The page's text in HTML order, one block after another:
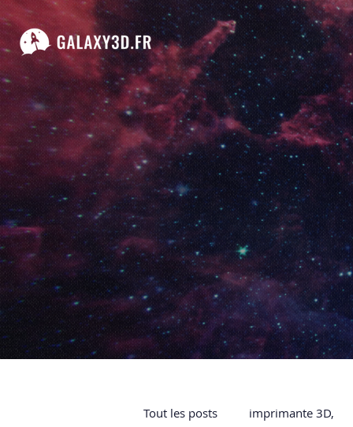
Tout les posts imprimante 3D,